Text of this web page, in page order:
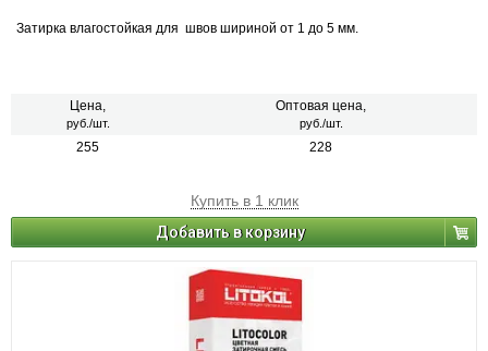
Затирка влагостойкая для швов шириной от 1 до 5 мм.
Цена,
руб./шт.
Оптовая цена,
руб./шт.
255 228
Купить в 1 клик
Добавить в корзину